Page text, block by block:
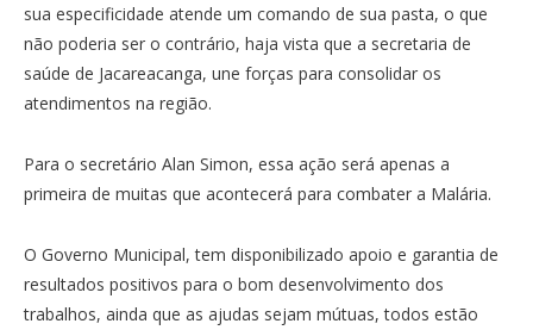
sua especificidade atende um comando de sua pasta, o que
não poderia ser o contrário, haja vista que a secretaria de
saúde de Jacareacanga, une forças para consolidar os
atendimentos na região.
Para o secretário Alan Simon, essa ação será apenas a
primeira de muitas que acontecerá para combater a Malária.
O Governo Municipal, tem disponibilizado apoio e garantia de
resultados positivos para o bom desenvolvimento dos
trabalhos, ainda que as ajudas sejam mútuas, todos estão